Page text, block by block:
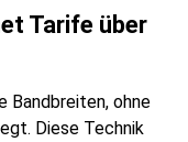
Tarife über
Bandbreiten, ohne
Diese Technik